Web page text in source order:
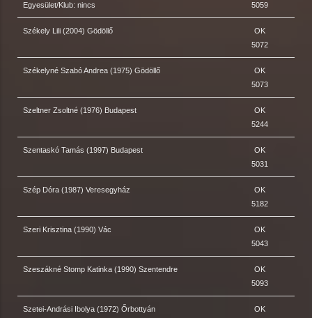
Egyesület/Klub: nincs
5059
Székely Lili (2004) Gödöllő
OK
5072
Székelyné Szabó Andrea (1975) Gödöllő
OK
5073
Szeltner Zsoltné (1976) Budapest
OK
5244
Szentaskó Tamás (1997) Budapest
OK
5031
Szép Dóra (1987) Veresegyház
OK
5182
Szeri Krisztina (1990) Vác
OK
5043
Szeszákné Stomp Katinka (1990) Szentendre
OK
5093
Szetei-Andrási Ibolya (1972) Őrbottyán
OK